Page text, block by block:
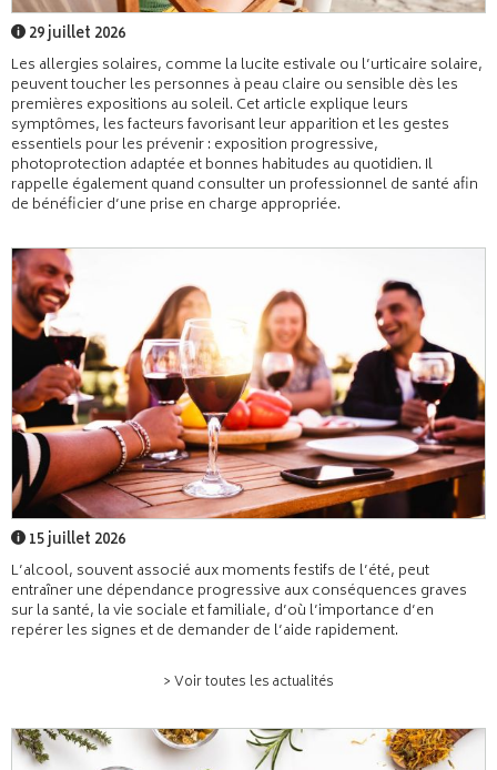
29 juillet 2026
Les allergies solaires, comme la lucite estivale ou l’urticaire solaire,
peuvent toucher les personnes à peau claire ou sensible dès les
premières expositions au soleil. Cet article explique leurs
symptômes, les facteurs favorisant leur apparition et les gestes
essentiels pour les prévenir : exposition progressive,
photoprotection adaptée et bonnes habitudes au quotidien. Il
rappelle également quand consulter un professionnel de santé afin
de bénéficier d’une prise en charge appropriée.
15 juillet 2026
L’alcool, souvent associé aux moments festifs de l’été, peut
entraîner une dépendance progressive aux conséquences graves
sur la santé, la vie sociale et familiale, d’où l’importance d’en
repérer les signes et de demander de l’aide rapidement.
> Voir toutes les actualités